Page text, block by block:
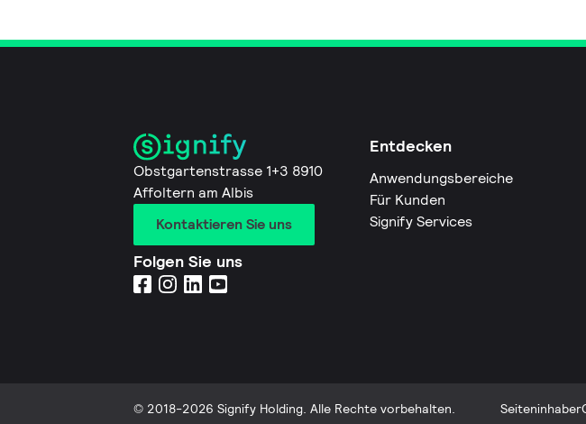
Obstgartenstrasse 1+3 8910
Affoltern am Albis
Kontaktieren Sie uns
Folgen Sie uns
Entdecken
Anwendungsbereiche
Für Kunden
Signify Services
© 2018-2026 Signify Holding. Alle Rechte vorbehalten. Seiteninhaber